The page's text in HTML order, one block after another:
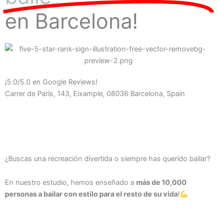
en Barcelona!
¡5.0/5.0 en Google Reviews!
Carrer de París, 143, Eixample, 08036 Barcelona, Spain
¿Buscas una recreación divertida o siempre has querido bailar?
En nuestro estudio, hemos enseñado a más de 10,000
personas a bailar con estilo para el resto de su vida!